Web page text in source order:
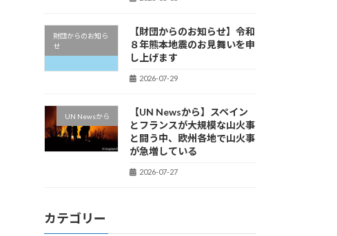
財団からのお知ら
せ
【財団からのお知らせ】令和
８年熊本地震のお見舞いを申
し上げます
2026-07-29
UN Newsから
【UN Newsから】スペイン
とフランスが大規模な山火事
と闘う中、欧州各地で山火事
が急増している
2026-07-27
カテゴリー